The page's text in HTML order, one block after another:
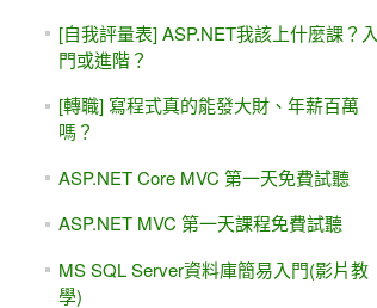
[自我評量表] ASP.NET我該上什麼課？入
門或進階？
[轉職] 寫程式真的能發大財、年薪百萬
嗎？
ASP.NET Core MVC 第一天免費試聽
ASP.NET MVC 第一天課程免費試聽
MS SQL Server資料庫簡易入門(影片教
學)